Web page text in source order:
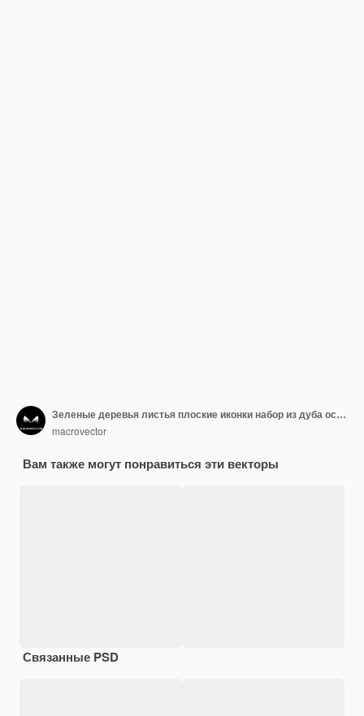
Зеленые деревья листья плоские иконки набор из дуба осина липа клен каштан клевера растений изолированных векторных иллюстраций
macrovector
Вам также могут понравиться эти векторы
Связанные PSD